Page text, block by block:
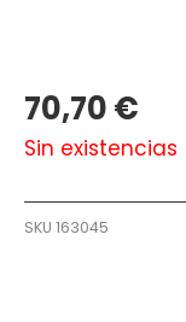
70,70€
Sin existencias
SKU 163045